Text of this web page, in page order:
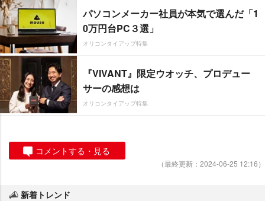
パソコンメーカー社員が本気で選んだ「1
0万円台PC３選」
オリコンタイアップ特集
『VIVANT』限定ウオッチ、プロデュー
サーの感想は
オリコンタイアップ特集
コメントする・見る
（最終更新：2024-06-25 12:16）
新着トレンド